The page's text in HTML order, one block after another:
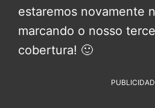
estaremos novamente
marcando o nosso
cobertura! 🙂